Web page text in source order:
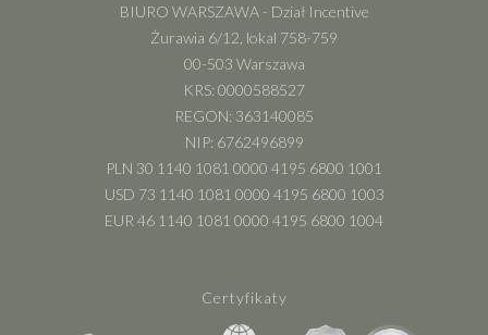
BIURO WARSZAWA - Dział Incentive
Żurawia 6/12, lokal 758-759
00-503 Warszawa
KRS: 0000588527
REGON: 363140085
NIP: 6762496899
PLN 30 1140 1081 0000 4195 6800 1001
USD 73 1140 1081 0000 4195 6800 1003
EUR 46 1140 1081 0000 4195 6800 1004
Certyfikaty